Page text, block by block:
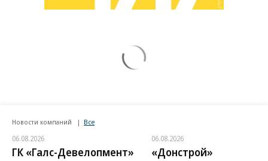
Новости компаний Все
06.08.2026
ГК «Галс-Девелопмент»
06.08.2026
«Донстрой»